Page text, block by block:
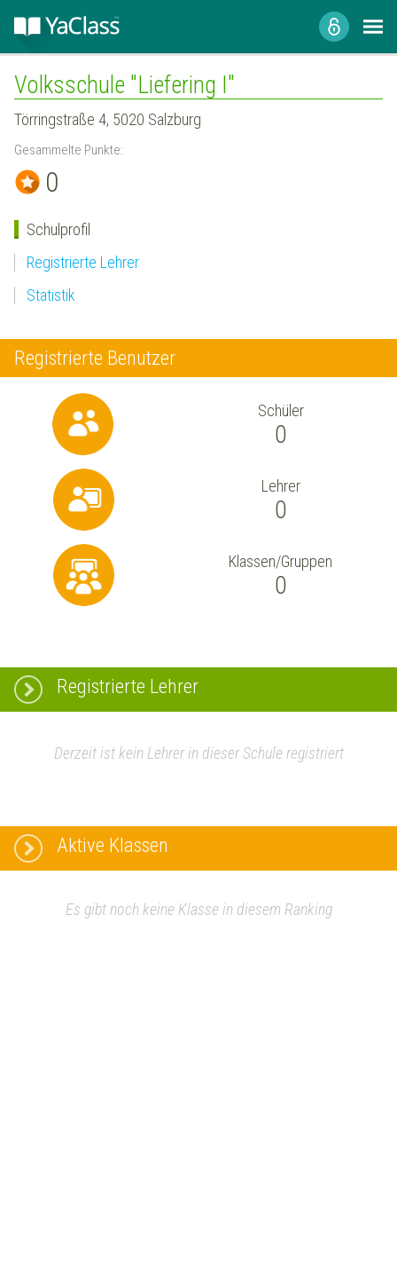
Volksschule "Liefering I"
Törringstraße 4, 5020 Salzburg
Gesammelte Punkte:
0
Schulprofil
Registrierte Lehrer
Statistik
Registrierte Benutzer
Schüler
0
Lehrer
0
Klassen/Gruppen
0
Registrierte Lehrer
Derzeit ist kein Lehrer in dieser Schule registriert
Aktive Klassen
Es gibt noch keine Klasse in diesem Ranking